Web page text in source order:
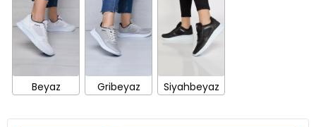
Beyaz Gribeyaz Siyahbeyaz